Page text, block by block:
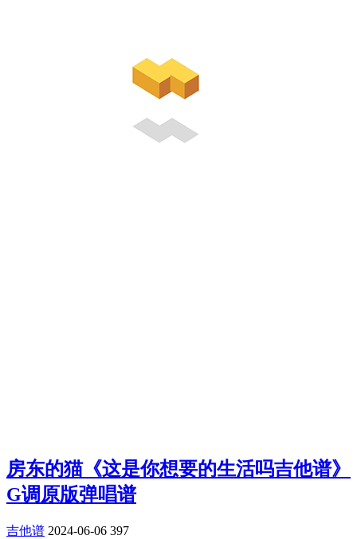
房东的猫《这是你想要的生活吗吉他谱》
G调原版弹唱谱
吉他谱 2024-06-06 397